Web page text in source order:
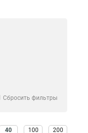
Сбросить фильтры
40 100 200